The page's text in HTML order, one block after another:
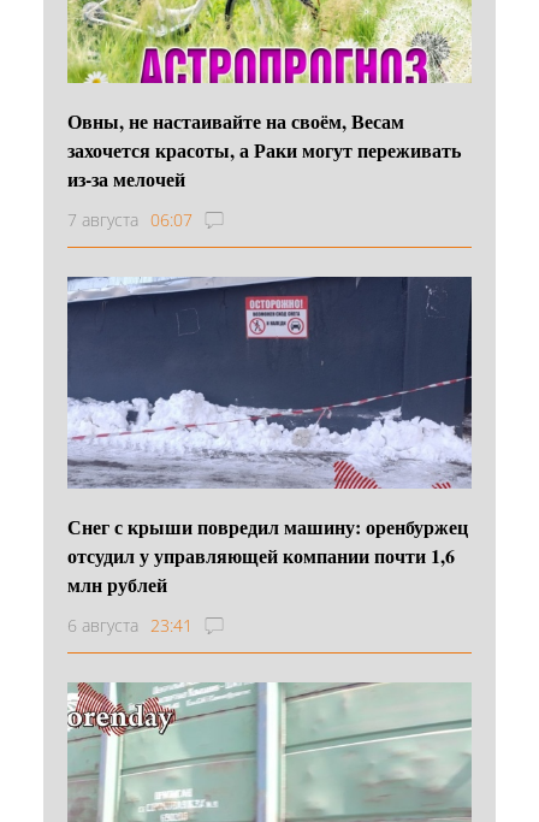
Овны, не настаивайте на своём, Весам
захочется красоты, а Раки могут переживать
из-за мелочей
7 августа 06:07
Снег с крыши повредил машину: оренбуржец
отсудил у управляющей компании почти 1,6
млн рублей
6 августа 23:41